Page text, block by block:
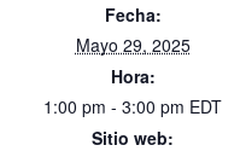
Fecha:
Mayo 29, 2025
Hora:
1:00 pm - 3:00 pm EDT
Sitio web: